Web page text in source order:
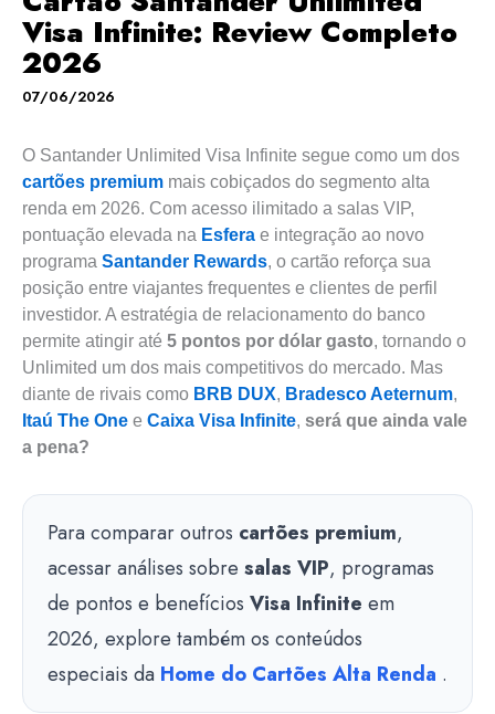
Visa Infinite: Review Completo
2026
07/06/2026
O Santander Unlimited Visa Infinite segue como um dos
cartões premium mais cobiçados do segmento alta
renda em 2026. Com acesso ilimitado a salas VIP,
pontuação elevada na Esfera e integração ao novo
programa Santander Rewards, o cartão reforça sua
posição entre viajantes frequentes e clientes de perfil
investidor. A estratégia de relacionamento do banco
permite atingir até 5 pontos por dólar gasto, tornando o
Unlimited um dos mais competitivos do mercado. Mas
diante de rivais como BRB DUX, Bradesco Aeternum,
Itaú The One e Caixa Visa Infinite, será que ainda vale
a pena?
Para comparar outros cartões premium,
acessar análises sobre salas VIP, programas
de pontos e benefícios Visa Infinite em
2026, explore também os conteúdos
especiais da Home do Cartões Alta Renda .